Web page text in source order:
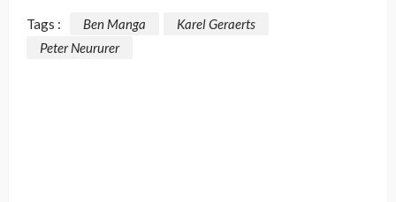
Tags : Ben Manga
Karel Geraerts
Peter Neururer